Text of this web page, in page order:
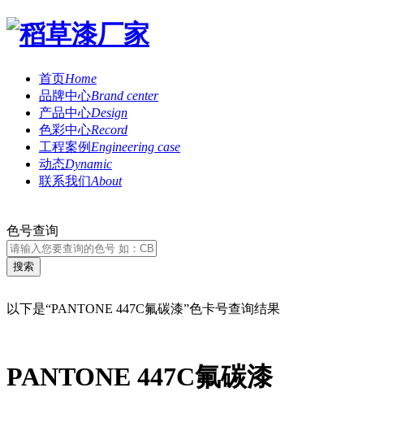
首页Home
品牌中心Brand center
产品中心Design
色彩中心Record
工程案例 Engineering case
动态Dynamic
联系我们About
色号查询
以下是“PANTONE 447C氟碳漆”色卡号查询结果
PANTONE 447C氟碳漆